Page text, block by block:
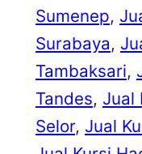
Sumenep,
Surabaya,
Tambaksari,
Tandes, Jual
Selor, Jual